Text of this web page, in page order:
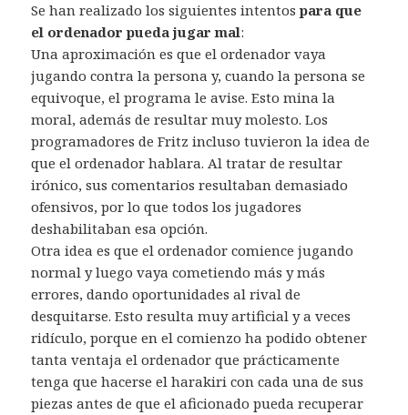
Se han realizado los siguientes intentospara que
el ordenador pueda jugar mal:
Una aproximación es que el ordenador vaya
jugando contra la persona y, cuando la persona se
equivoque, el programa le avise. Esto mina la
moral, además de resultar muy molesto. Los
programadores de Fritz incluso tuvieron la idea de
que el ordenador hablara. Al tratar de resultar
irónico, sus comentarios resultaban demasiado
ofensivos, por lo que todos los jugadores
deshabilitaban esa opción.
Otra idea es que el ordenador comience jugando
normal y luego vaya cometiendo más y más
errores, dando oportunidades al rival de
desquitarse. Esto resulta muy artificial y a veces
ridículo, porque en el comienzo ha podido obtener
tanta ventaja el ordenador que prácticamente
tenga que hacerse el harakiri con cada una de sus
piezas antes de que el aficionado pueda recuperar